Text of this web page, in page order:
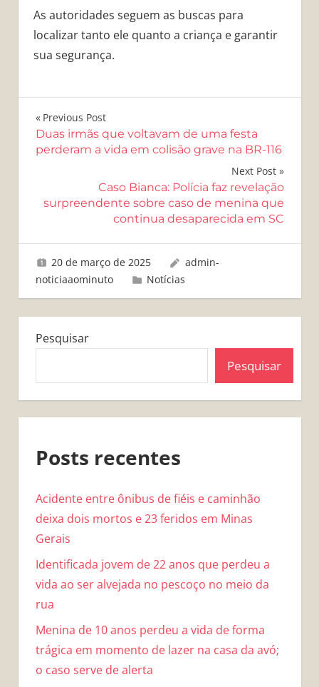
As autoridades seguem as buscas para
localizar tanto ele quanto a criança e garantir
sua segurança.
Navegação
de
Previous Post
Duas irmãs que voltavam de uma festa
perderam a vida em colisão grave na BR-116
Next Post
Caso Bianca: Polícia faz revelação
surpreendente sobre caso de menina que
continua desaparecida em SC
20 de março de 2025
admin-
noticiaaominuto
Notícias
Pesquisar
Pesquisar
Posts recentes
Acidente entre ônibus de fiéis e caminhão
deixa dois mortos e 23 feridos em Minas
Gerais
Identificada jovem de 22 anos que perdeu a
vida ao ser alvejada no pescoço no meio da
rua
Menina de 10 anos perdeu a vida de forma
trágica em momento de lazer na casa da avó;
o caso serve de alerta